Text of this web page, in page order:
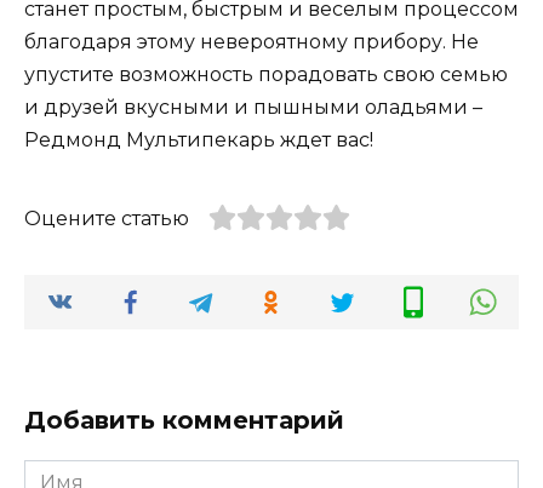
станет простым, быстрым и веселым процессом
благодаря этому невероятному прибору. Не
упустите возможность порадовать свою семью
и друзей вкусными и пышными оладьями –
Редмонд Мультипекарь ждет вас!
Оцените статью
Добавить комментарий
Имя